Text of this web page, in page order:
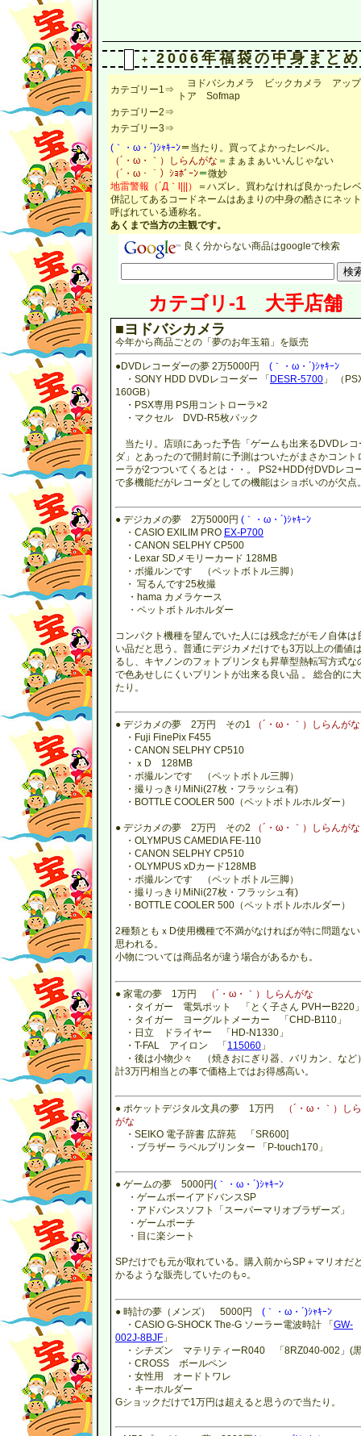
+ 2006年福袋の中身まとめ
カテゴリー1⇒
ヨドバシカメラ ビックカメラ アップ
トア Sofmap
カテゴリー2⇒
カテゴリー3⇒
(｀・ω・´)ｼｬｷｰﾝ＝当たり。買ってよかったレベル。
（´・ω・｀）しらんがな ＝ まぁまぁいいんじゃない
（´・ω・｀）ｼｮﾎﾞｰﾝ＝微妙
地雷警報（´Д｀l|||）
＝ハズレ。買わなければ良かったレ
併記してあるコードネームはあまりの中身の酷さにネッ
呼ばれている通称名。
あくまで当方の主観です。
良く分からない商品はgoogleで検索
カテゴリ-1 大手店舗
■ヨドバシカメラ
今年から商品ごとの「夢のお年玉箱」を販売
●DVDレコーダーの夢 2万5000円 (｀・ω・´)ｼｬｷｰﾝ
・SONY HDD DVDレコーダー 「DESR-5700 」 （
160GB）
・PSX専用 PS用コントローラ×2
・マクセル DVD-R5枚パック
当たり。店頭にあった予告「ゲームも出来るDVDレコ
ダ」とあったので開封前に予測はついたがまさかコント
ーラが2つついてくるとは・・。 PS2+HDD付DVDレコ
で多機能だがレコーダとしての機能はショボいのが欠点
● デジカメの夢 2万5000円 (｀・ω・´)ｼｬｷｰﾝ
・CASIO EXILIM PRO EX-P700
・CANON SELPHY CP500
・Lexar SDメモリーカード 128MB
・ボ撮ルンです （ペットボトル三脚）
・ 写るんです25枚撮
・hama カメラケース
・ペットボトルホルダー
コンパクト機種を望んでいた人には残念だがモノ自体は
い品だと思う。普通にデジカメだけでも3万以上の価値
るし、キヤノンのフォトプリンタも昇華型熱転写方式な
で色あせしにくいプリントが出来る良い品 。 総合的に
たり。
● デジカメの夢 2万円 その1
（´・ω・｀）しらんがな
・Fuji FinePix F455
・CANON SELPHY CP510
・ｘD 128MB
・ボ撮ルンです （ペットボトル三脚）
・撮りっきりMiNi(27枚・フラッシュ有)
・BOTTLE COOLER 500（ペットボトルホルダー）
● デジカメの夢 2万円 その2
（´・ω・｀）しらんがな
・OLYMPUS CAMEDIA FE-110
・CANON SELPHY CP510
・OLYMPUS xDカード128MB
・ボ撮ルンです （ペットボトル三脚）
・撮りっきりMiNi(27枚・フラッシュ有)
・BOTTLE COOLER 500（ペットボトルホルダー）
2種類ともｘD使用機種で不満がなければが特に問題な
思われる。
小物については商品名が違う場合があるかも。
● 家電の夢 1万円
（´・ω・｀）しらんがな
・タイガー 電気ポット 「とく子さん PVHーB220
・タイガー ヨーグルトメーカー 「CHD-B110」
・日立 ドライヤー 「HD-N1330」
・T-FAL アイロン 「115060 」
・後は小物少々 （焼きおにぎり器、バリカン、など
計3万円相当との事で価格上ではお得感高い。
● ポケットデジタル文具の夢 1万円
（´・ω・｀）し
がな
・SEIKO 電子辞書 広辞苑 「SR600]
・ブラザー ラベルプリンター 「P-touch170」
● ゲームの夢 5000円(｀・ω・´)ｼｬｷｰﾝ
・ゲームボーイアドバンスSP
・アドバンスソフト「スーパーマリオブラザーズ」
・ゲームポーチ
・目に楽シート
SPだけでも元が取れている。購入前からSP＋マリオだ
かるような販売していたのも○。
● 時計の夢（メンズ） 5000円 (｀・ω・´)ｼｬｷｰﾝ
・CASIO G-SHOCK The-G ソーラー電波時計 「GW-
002J-8BJF 」
・シチズン マテリティーR040 「8RZ040-002」(
・CROSS ボールペン
・女性用 オードトワレ
・キーホルダー
Gショックだけで1万円は超えると思うので当たり。